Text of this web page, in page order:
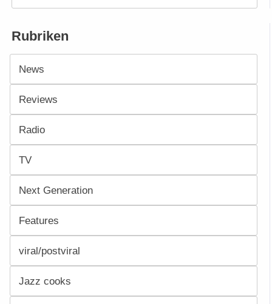
Rubriken
News
Reviews
Radio
TV
Next Generation
Features
viral/postviral
Jazz cooks